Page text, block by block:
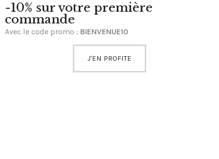
-10% sur votre première
commande
Avec le code promo : BIENVENUE10
J'EN PROFITE